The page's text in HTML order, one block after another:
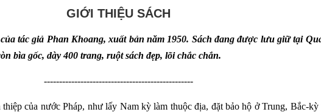
GIỚI THIỆU SÁCH
tác giả Phan Khoang, xuất bản năm 1950. Sách đang được lưu giữ tại
bìa gốc, dày 400 trang, ruột sách đẹp, lõi chắc chắn.
-------------------------------------------------
của nước Pháp, như lấy Nam kỳ làm thuộc địa, đặt bảo hộ ở Trung, Bắc-